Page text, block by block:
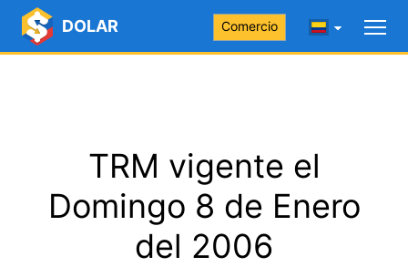
DOLAR Comercio
TRM vigente el
Domingo 8 de Enero
del 2006